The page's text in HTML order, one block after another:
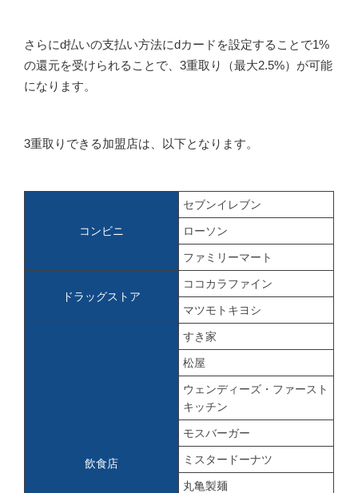
さらにd払いの支払い方法にdカードを設定することで1%
の還元を受けられることで、3重取り（最大2.5%）が可能
になります。
3重取りできる加盟店は、以下となります。
コンビニ
セブンイレブン
ローソン
ファミリーマート
ドラッグストア
ココカラファイン
マツモトキヨシ
飲食店
すき家
松屋
ウェンディーズ・ファースト
キッチン
モスバーガー
ミスタードーナツ
丸亀製麺